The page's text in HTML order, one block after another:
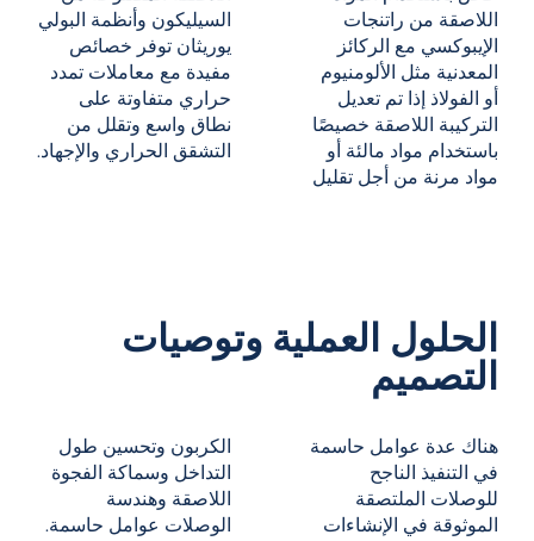
اللاصقة من راتنجات
الإيبوكسي مع الركائز
المعدنية مثل الألومنيوم
أو الفولاذ إذا تم تعديل
التركيبة اللاصقة خصيصًا
باستخدام مواد مالئة أو
مواد مرنة من أجل تقليل
السيليكون وأنظمة البولي
يوريثان توفر خصائص
مفيدة مع معاملات تمدد
حراري متفاوتة على
نطاق واسع وتقلل من
التشقق الحراري والإجهاد.
الحلول العملية وتوصيات
التصميم
هناك عدة عوامل حاسمة
في التنفيذ الناجح
للوصلات الملتصقة
الموثوقة في الإنشاءات
الكربون وتحسين طول
التداخل وسماكة الفجوة
اللاصقة وهندسة
الوصلات عوامل حاسمة.